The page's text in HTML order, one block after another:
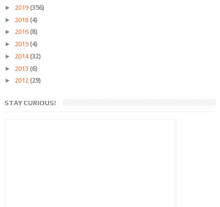
► 2019 (356)
► 2018 (4)
► 2016 (8)
► 2015 (4)
► 2014 (32)
► 2013 (6)
► 2012 (29)
STAY CURIOUS!